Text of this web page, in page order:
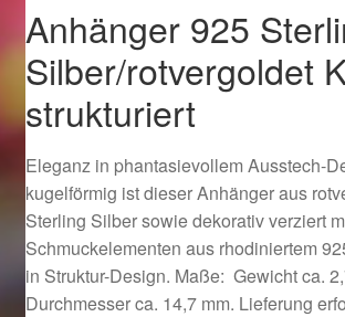
Ostergeschenke finden für Ostern 2015
Ostergeschenke finden für Ostern 2016
Ostergeschenke finden für Ostern 2017
Ostergeschenke finden für Ostern 2018
Ostergeschenke finden für Ostern 2019
Anhänger 925
Silber/rotvergoldet
strukturiert
Eleganz in phantasievollem Ausstech-
kugelförmig ist dieser Anhänger aus
Sterling Silber sowie dekorativ verziert
Schmuckelementen aus rhodiniertem
in Struktur-Design. Maße: Gewicht ca.
Durchmesser ca. 14,7 mm. Lieferung